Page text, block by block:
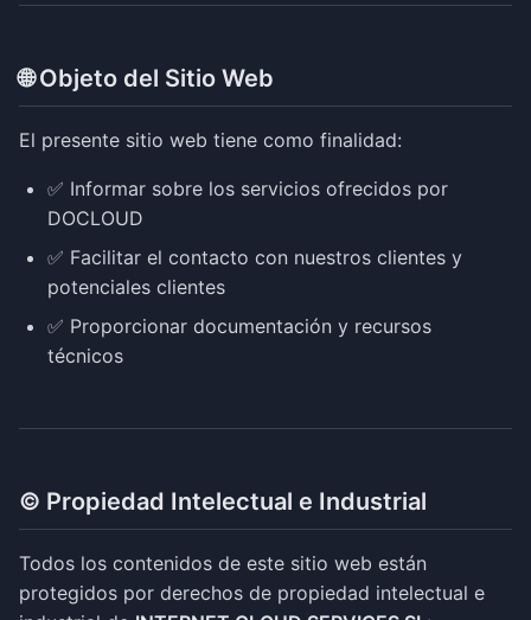
🌐 Objeto del Sitio Web
El presente sitio web tiene como finalidad:
✅ Informar sobre los servicios ofrecidos por
DOCLOUD
✅ Facilitar el contacto con nuestros clientes y
potenciales clientes
✅ Proporcionar documentación y recursos
técnicos
©️ Propiedad Intelectual e Industrial
Todos los contenidos de este sitio web están
protegidos por derechos de propiedad intelectual e